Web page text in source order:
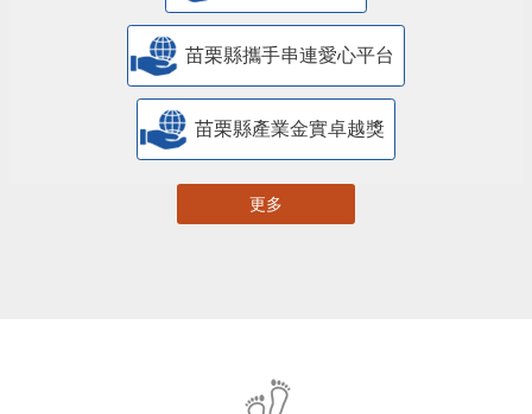
苗栗縣攜手串連愛心平台
苗栗縣產業金實卓越獎
更多